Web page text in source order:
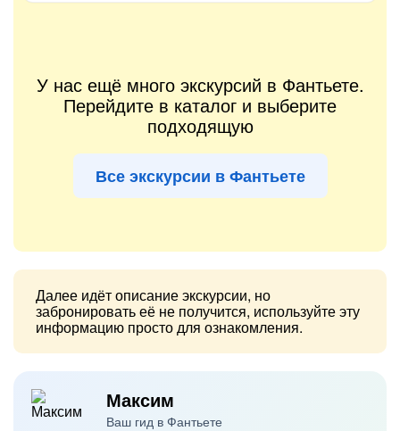
У нас ещё много экскурсий в Фантьете.
Перейдите в каталог и выберите
подходящую
Все экскурсии в Фантьете
Далее идёт описание экскурсии, но
забронировать её не получится, используйте эту
информацию просто для ознакомления.
Максим
Ваш гид в Фантьете